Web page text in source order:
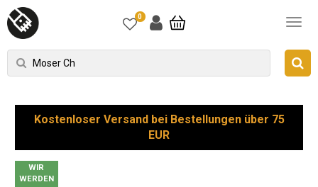
0
Kostenloser Versand bei Bestellungen über 75
EUR
WIR
WERDEN